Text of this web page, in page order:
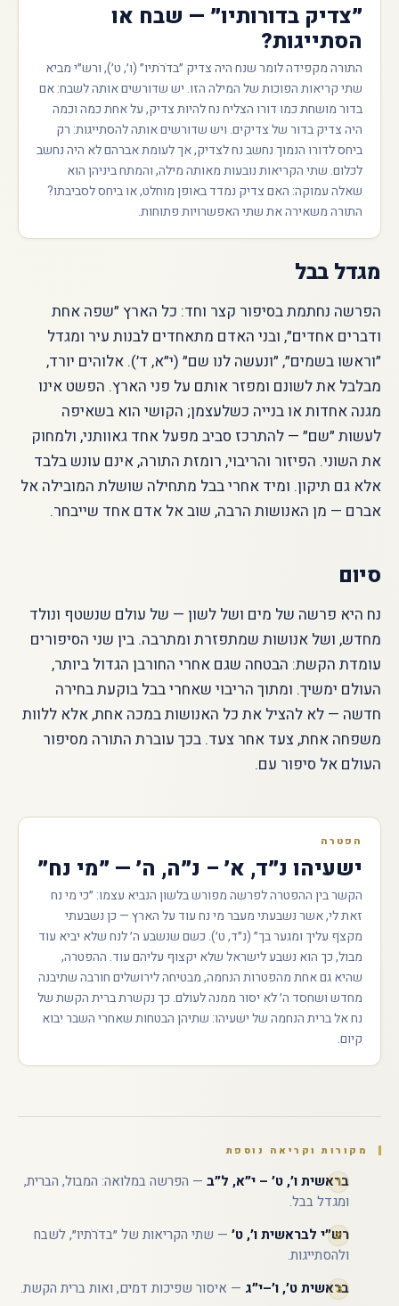
״צדיק בדורותיו״ — שבח או
הסתייגות?
התורה מקפידה לומר שנח היה צדיק ״בדֹרֹתיו״ (ו׳, ט׳), ורש״י מביא
שתי קריאות הפוכות של המילה הזו. יש שדורשים אותה לשבח: אם
בדור מושחת כמו דורו הצליח נח להיות צדיק, על אחת כמה וכמה
היה צדיק בדור של צדיקים. ויש שדורשים אותה להסתייגות: רק
ביחס לדורו הנמוך נחשב נח לצדיק, אך לעומת אברהם לא היה נחשב
לכלום. שתי הקריאות נובעות מאותה מילה, והמתח ביניהן הוא
שאלה עמוקה: האם צדיק נמדד באופן מוחלט, או ביחס לסביבתו?
התורה משאירה את שתי האפשרויות פתוחות.
מגדל בבל
הפרשה נחתמת בסיפור קצר וחד: כל הארץ ״שפה אחת
ודברים אחדים״, ובני האדם מתאחדים לבנות עיר ומגדל
״וראשו בשמים״, ״ונעשה לנו שם״ (י״א, ד׳). אלוהים יורד,
מבלבל את לשונם ומפזר אותם על פני הארץ. הפשט אינו
מגנה אחדות או בנייה כשלעצמן; הקושי הוא בשאיפה
לעשות ״שם״ — להתרכז סביב מפעל אחד גאוותני, ולמחוק
את השוני. הפיזור והריבוי, רומזת התורה, אינם עונש בלבד
אלא גם תיקון. ומיד אחרי בבל מתחילה שושלת המובילה אל
אברם — מן האנושות הרבה, שוב אל אדם אחד שייבחר.
סיום
נח היא פרשה של מים ושל לשון — של עולם שנשטף ונולד
מחדש, ושל אנושות שמתפזרת ומתרבה. בין שני הסיפורים
עומדת הקשת: הבטחה שגם אחרי החורבן הגדול ביותר,
העולם ימשיך. ומתוך הריבוי שאחרי בבל בוקעת בחירה
חדשה — לא להציל את כל האנושות במכה אחת, אלא ללוות
משפחה אחת, צעד אחר צעד. בכך עוברת התורה מסיפור
העולם אל סיפור עם.
הפטרה
ישעיהו נ״ד, א׳ – נ״ה, ה׳ — ״מי נח״
הקשר בין ההפטרה לפרשה מפורש בלשון הנביא עצמו: ״כי מי נח
זאת לי, אשר נשבעתי מעבר מי נח עוד על הארץ — כן נשבעתי
מקצֹף עליך ומגער בך״ (נ״ד, ט׳). כשם שנשבע ה׳ לנח שלא יביא עוד
מבול, כך הוא נשבע לישראל שלא יקצוף עליהם עוד. ההפטרה,
שהיא גם אחת מהפטרות הנחמה, מבטיחה לירושלים חורבה שתיבנה
מחדש ושחסד ה׳ לא יסור ממנה לעולם. כך נקשרת ברית הקשת של
נח אל ברית הנחמה של ישעיהו: שתיהן הבטחות שאחרי השבר יבוא
קיום.
מקורות וקריאה נוספת
בראשית ו׳, ט׳ – י״א, ל״ב — הפרשה במלואה: המבול, הברית,
ומגדל בבל.
רש״י לבראשית ו׳, ט׳ — שתי הקריאות של ״בדֹרֹתיו״, לשבח
ולהסתייגות.
בראשית ט׳, ו׳–י״ג — איסור שפיכות דמים, ואות ברית הקשת.